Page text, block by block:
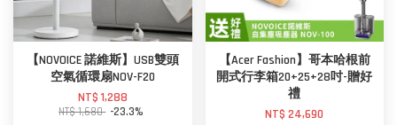
【NOVOICE 諾維斯】USB雙頭
空氣循環扇NOV-F20
NT$ 1,288
NT$ 1,680 -23.3%
【Acer Fashion】哥本哈根前
開式行李箱20+25+28吋-贈好
禮
NT$ 24,690